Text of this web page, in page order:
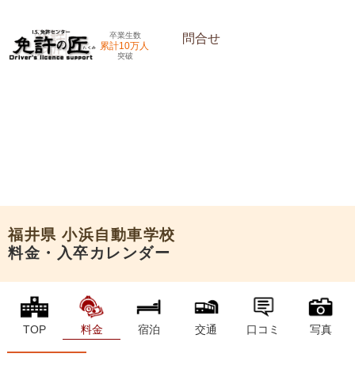
卒業生数
累計10万人
突破
問合せ
福井県 小浜自動車学校
料金・入卒カレンダー
TOP 料金 宿泊 交通 口コミ 写真